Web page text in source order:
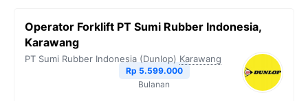
Operator Forklift PT Sumi Rubber Indonesia,
Karawang
PT Sumi Rubber Indonesia (Dunlop) Karawang
Rp 5.599.000
Bulanan